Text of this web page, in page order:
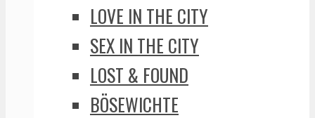
LOVE IN THE CITY
SEX IN THE CITY
LOST & FOUND
BÖSEWICHTE